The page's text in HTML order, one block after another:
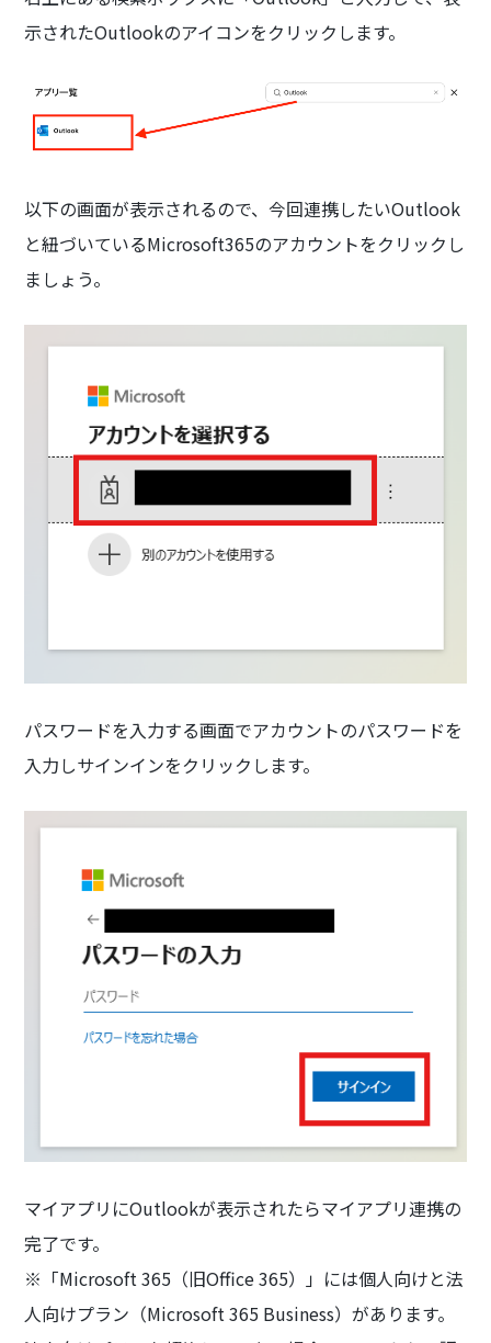
示されたOutlookのアイコンをクリックします。
以下の画面が表示されるので、今回連携したいOutlook
と紐づいているMicrosoft365のアカウントをクリックし
ましょう。
パスワードを入力する画面でアカウントのパスワードを
入力しサインインをクリックします。
マイアプリにOutlookが表示されたらマイアプリ連携の
完了です。
※「Microsoft 365（旧Office 365）」には個人向けと法
人向けプラン（Microsoft 365 Business）があります。